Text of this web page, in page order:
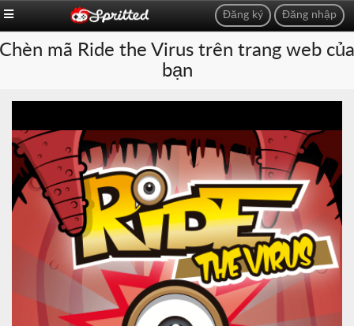
Đăng nhập
Đăng ký
Chèn mã Ride the Virus trên trang web của
bạn